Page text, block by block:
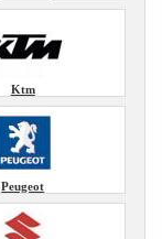
Ktm
Peugeot